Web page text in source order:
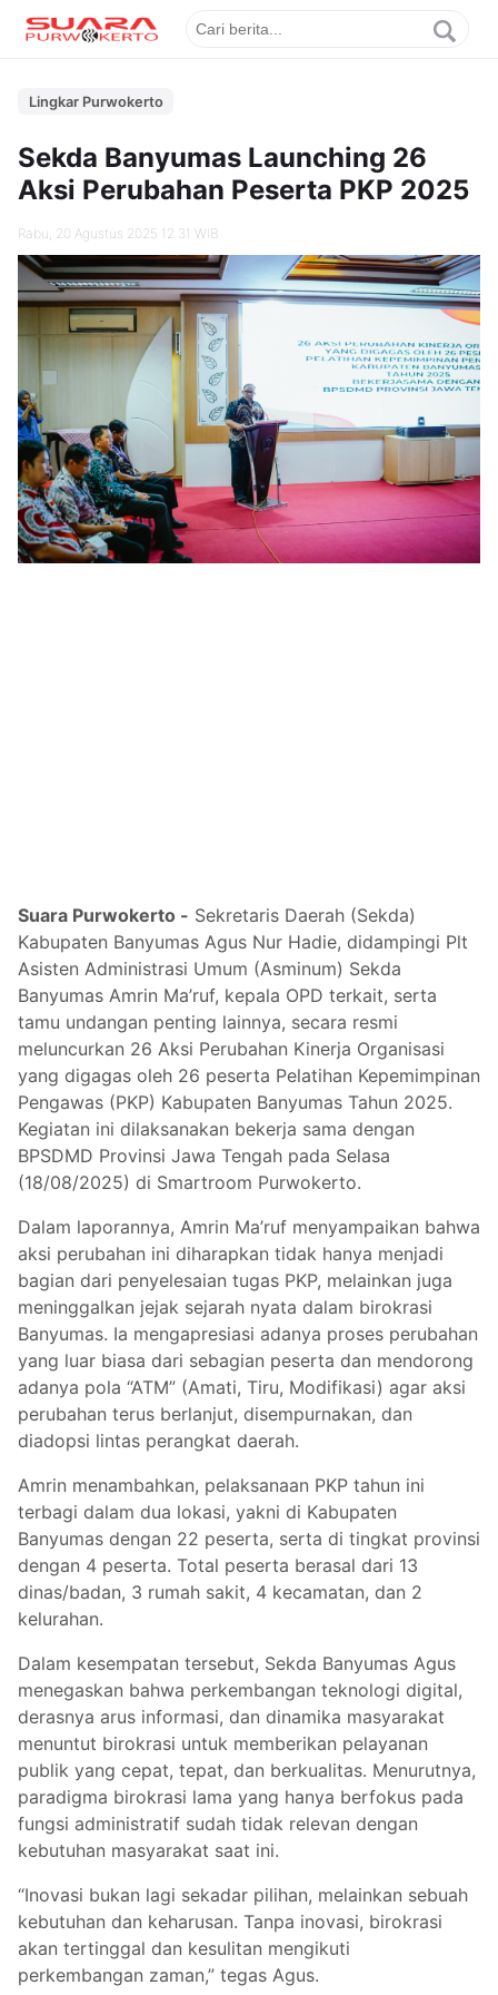
Lingkar Purwokerto
Sekda Banyumas Launching 26
Aksi Perubahan Peserta PKP 2025
Rabu, 20 Agustus 2025 12.31 WIB
Suara Purwokerto - Sekretaris Daerah (Sekda)
Kabupaten Banyumas Agus Nur Hadie, didampingi Plt
Asisten Administrasi Umum (Asminum) Sekda
Banyumas Amrin Ma’ruf, kepala OPD terkait, serta
tamu undangan penting lainnya, secara resmi
meluncurkan 26 Aksi Perubahan Kinerja Organisasi
yang digagas oleh 26 peserta Pelatihan Kepemimpinan
Pengawas (PKP) Kabupaten Banyumas Tahun 2025.
Kegiatan ini dilaksanakan bekerja sama dengan
BPSDMD Provinsi Jawa Tengah pada Selasa
(18/08/2025) di Smartroom Purwokerto.
Dalam laporannya, Amrin Ma’ruf menyampaikan bahwa
aksi perubahan ini diharapkan tidak hanya menjadi
bagian dari penyelesaian tugas PKP, melainkan juga
meninggalkan jejak sejarah nyata dalam birokrasi
Banyumas. Ia mengapresiasi adanya proses perubahan
yang luar biasa dari sebagian peserta dan mendorong
adanya pola “ATM” (Amati, Tiru, Modifikasi) agar aksi
perubahan terus berlanjut, disempurnakan, dan
diadopsi lintas perangkat daerah.
Amrin menambahkan, pelaksanaan PKP tahun ini
terbagi dalam dua lokasi, yakni di Kabupaten
Banyumas dengan 22 peserta, serta di tingkat provinsi
dengan 4 peserta. Total peserta berasal dari 13
dinas/badan, 3 rumah sakit, 4 kecamatan, dan 2
kelurahan.
Dalam kesempatan tersebut, Sekda Banyumas Agus
menegaskan bahwa perkembangan teknologi digital,
derasnya arus informasi, dan dinamika masyarakat
menuntut birokrasi untuk memberikan pelayanan
publik yang cepat, tepat, dan berkualitas. Menurutnya,
paradigma birokrasi lama yang hanya berfokus pada
fungsi administratif sudah tidak relevan dengan
kebutuhan masyarakat saat ini.
“Inovasi bukan lagi sekadar pilihan, melainkan sebuah
kebutuhan dan keharusan. Tanpa inovasi, birokrasi
akan tertinggal dan kesulitan mengikuti
perkembangan zaman,” tegas Agus.